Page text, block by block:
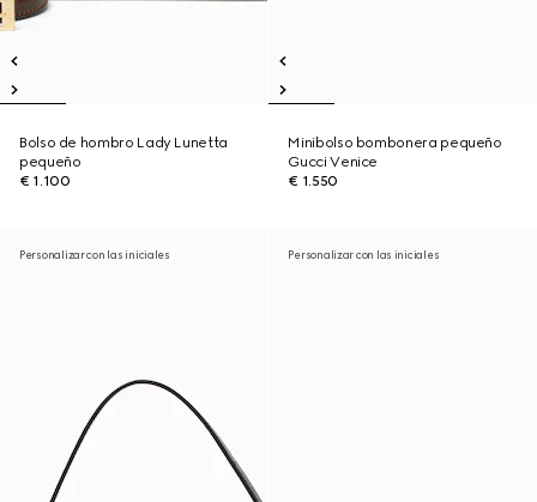
Bolso de hombro Lady Lunetta
pequeño
€ 1.100
Minibolso bombonera pequeño
Gucci Venice
€ 1.550
Personalizar con las iniciales Personalizar con las iniciales